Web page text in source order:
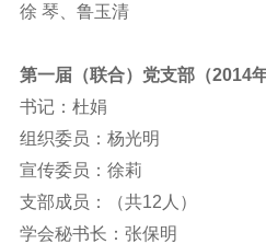
徐 琴、鲁玉清
第一届（联合）党支部（2014
书记：杜娟
组织委员：杨光明
宣传委员：徐莉
支部成员：（共12人）
学会秘书长：张保明